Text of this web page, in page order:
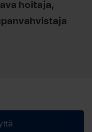
hoitaja,